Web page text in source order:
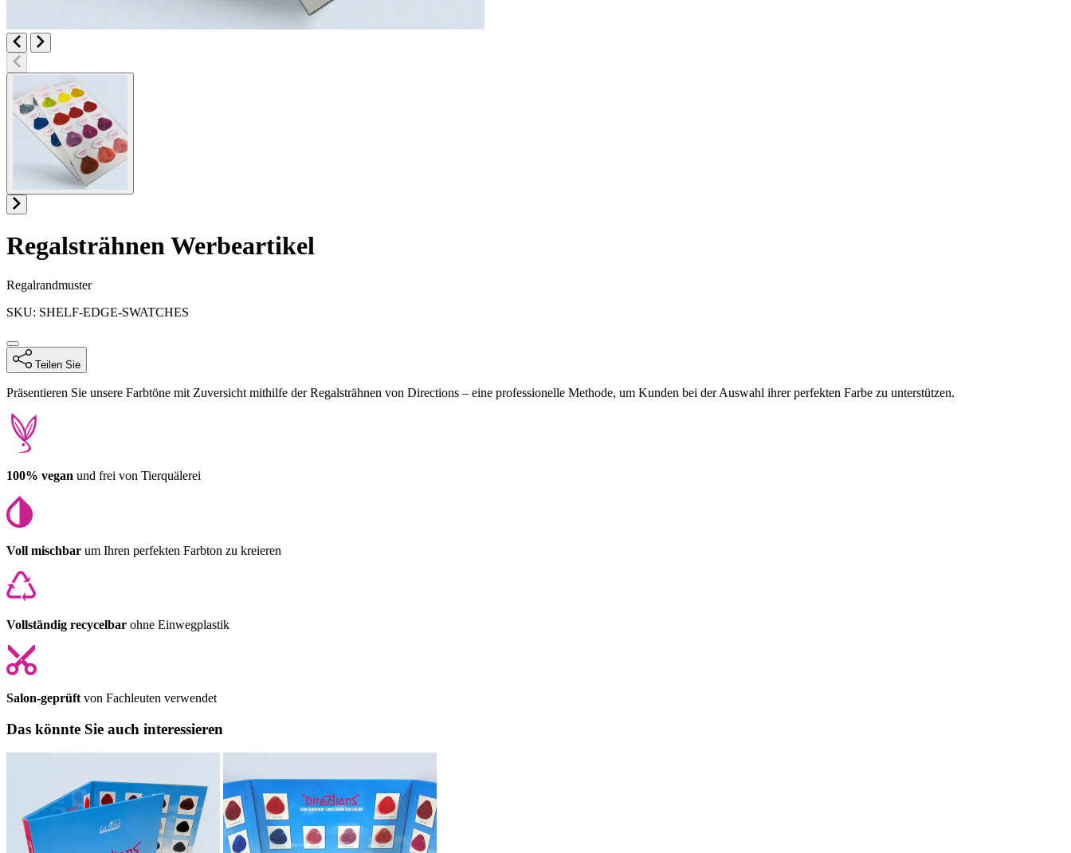
RegalsträhnenWerbeartikel
Produktinformationen
Regalrandmuster
SKU: SHELF-EDGE-SWATCHES
Teilen Sie
Description
Präsentieren Sie unsere Farbtöne mit Zuversicht mithilfe der Regalsträhnen von Directions – eine professionelle Methode, um Kunden bei der Auswahl ihrer perfekten Farbe zu unterstützen.
100% vegan und frei von Tierquälerei
Voll mischbar um Ihren perfekten Farbton zu kreieren
Vollständig recycelbar ohne Einwegplastik
Salon-geprüft von Fachleuten verwendet
Das könnte Sie auch interessieren